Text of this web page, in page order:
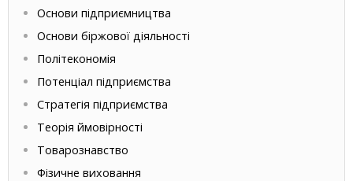
Основи підприємництва
Основи біржової діяльності
Політекономія
Потенціал підприємства
Стратегія підприємства
Теорія ймовірності
Товарознавство
Фізичне виховання